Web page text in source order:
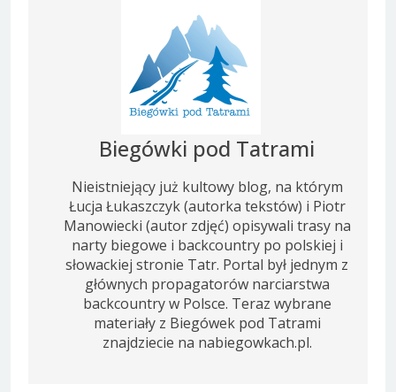
Biegówki pod Tatrami
Nieistniejący już kultowy blog, na którym
Łucja Łukaszczyk (autorka tekstów) i Piotr
Manowiecki (autor zdjęć) opisywali trasy na
narty biegowe i backcountry po polskiej i
słowackiej stronie Tatr. Portal był jednym z
głównych propagatorów narciarstwa
backcountry w Polsce. Teraz wybrane
materiały z Biegówek pod Tatrami
znajdziecie na nabiegowkach.pl.